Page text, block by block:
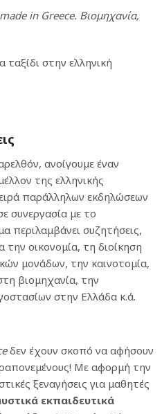
made in Greece. Βιομηχανία,
ταξίδι στην ελληνική
ανοίγουμε έναν
της ελληνικής
παράλληλων εκδηλώσεων
συνεργασία με το
περιλαμβάνει συζητήσεις,
οικονομία, τη διοίκηση
μονάδων, την καινοτομία,
βιομηχανία, την
στην Ελλάδα κ.ά.
δεν έχουν σκοπό να αφήσουν
Με αφορμή την
ξεναγήσεις για μαθητές
εκπαιδευτικά